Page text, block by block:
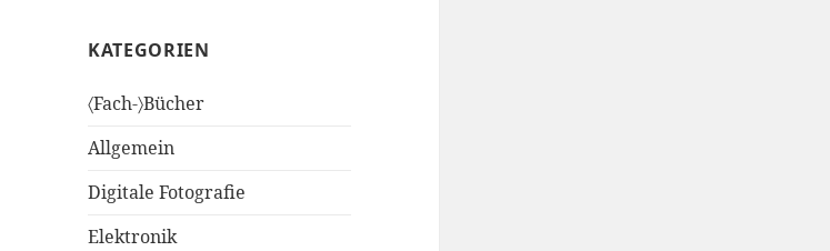
KATEGORIEN
〈Fach-〉Bücher
Allgemein
Digitale Fotografie
Elektronik